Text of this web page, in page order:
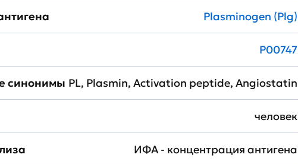
Plasminogen (Plg)
P00747
синонимы PL, Plasmin, Activation peptide, Angiostatin
человек
ИФА - концентрация антигена